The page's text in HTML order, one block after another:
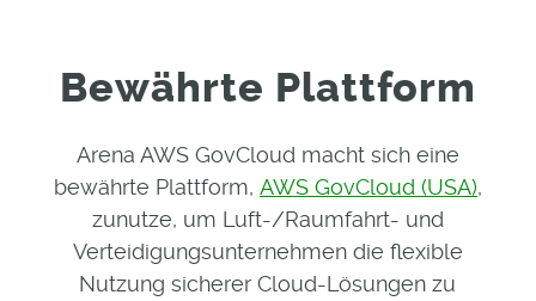
Bewährte Plattform
Arena AWS GovCloud macht sich eine
bewährte Plattform, AWS GovCloud (USA),
zunutze, um Luft-/Raumfahrt- und
Verteidigungsunternehmen die flexible
Nutzung sicherer Cloud-Lösungen zu